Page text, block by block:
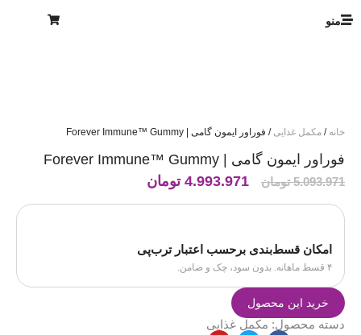
منو
خانه / مکمل غذایی / فوراور ایمون گامی | Forever Immune™ Gummy
فوراور ایمون گامی | Forever Immune™ Gummy
5.093.971 تومان 4.993.971 تومان
امکان قسط‌بندی برحسب اعتبار ترب‌پی
۴ قسط ماهانه. بدون سود، چک و ضامن.
خرید این محصول
دسته محصول: مکمل غذایی